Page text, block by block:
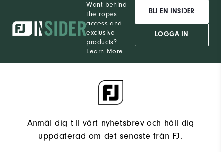
Want behind
the ropes
access and
exclusive
products?
Learn More
BLI EN INSIDER
LOGGA IN
Anmäl dig till vårt nyhetsbrev och håll dig
uppdaterad om det senaste från FJ.